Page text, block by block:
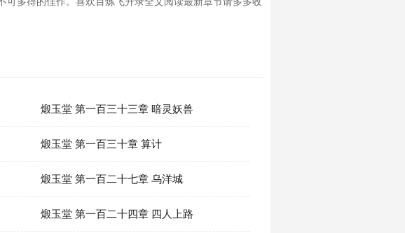
煅玉堂 第一百三十三章 暗灵妖兽
煅玉堂 第一百三十章 算计
煅玉堂 第一百二十七章 乌洋城
煅玉堂 第一百二十四章 四人上路